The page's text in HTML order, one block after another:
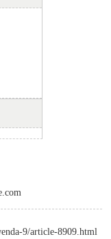
9/article-8909.html